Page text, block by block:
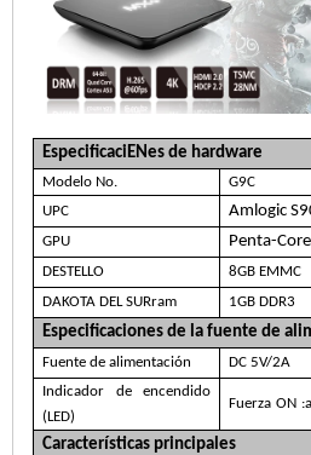
EspecificaciENes de hardware
Modelo No.
G9C
UPC
Amlogic
GPU Penta-
DESTELLO
8GB EMMC
DAKOTA DEL SURram
1GB DDR3
Especificaciones de la fuente de
Fuente de alimentación
DC 5V/2A
Indicador de encendido
(LED)
Fuerza ON
Características principales